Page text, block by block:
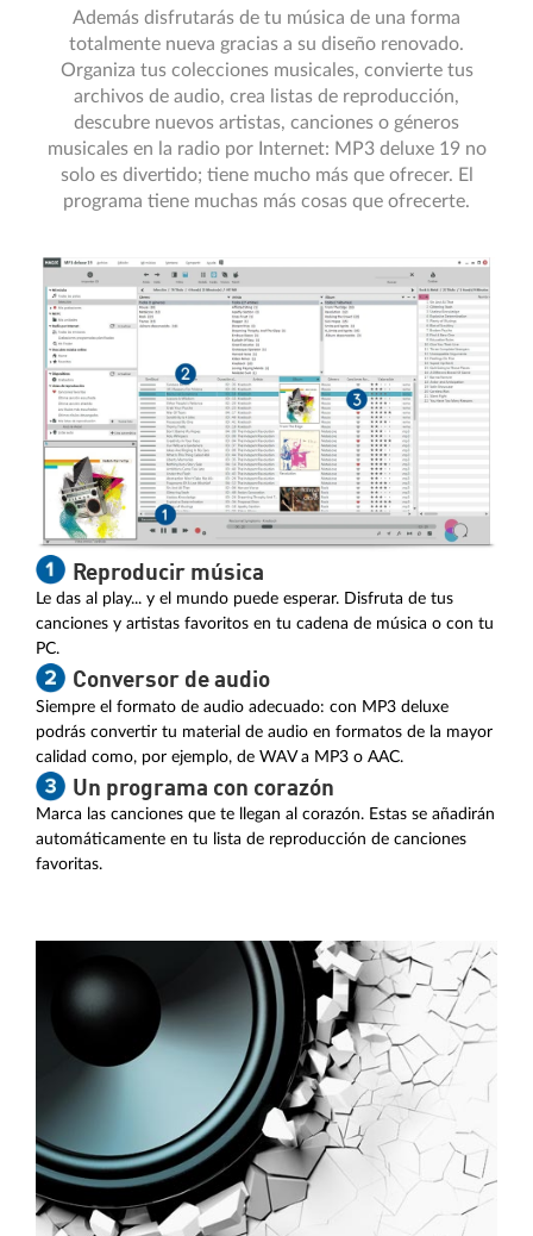
Además disfrutarás de tu música de una forma
totalmente nueva gracias a su diseño renovado.
Organiza tus colecciones musicales, convierte tus
archivos de audio, crea listas de reproducción,
descubre nuevos artistas, canciones o géneros
musicales en la radio por Internet: MP3 deluxe 19 no
solo es divertido; tiene mucho más que ofrecer. El
programa tiene muchas más cosas que ofrecerte.
Reproducir música
Le das al play... y el mundo puede esperar. Disfruta de tus
canciones y artistas favoritos en tu cadena de música o con tu
PC.
Conversor de audio
Siempre el formato de audio adecuado: con MP3 deluxe
podrás convertir tu material de audio en formatos de la mayor
calidad como, por ejemplo, de WAV a MP3 o AAC.
Un programa con corazón
Marca las canciones que te llegan al corazón. Estas se añadirán
automáticamente en tu lista de reproducción de canciones
favoritas.